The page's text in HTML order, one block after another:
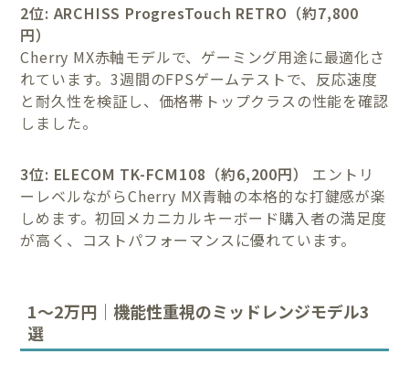
2位: ARCHISS ProgresTouch RETRO（約7,800
円）
Cherry MX赤軸モデルで、ゲーミング用途に最適化さ
れています。3週間のFPSゲームテストで、反応速度
と耐久性を検証し、価格帯トップクラスの性能を確認
しました。
3位: ELECOM TK-FCM108（約6,200円）
エントリ
ーレベルながらCherry MX青軸の本格的な打鍵感が楽
しめます。初回メカニカルキーボード購入者の満足度
が高く、コストパフォーマンスに優れています。
1〜2万円｜機能性重視のミッドレンジモデル3
選